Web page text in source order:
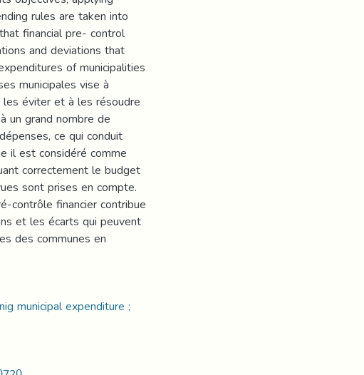
rules are taken into
financial pre- control
and deviations that
of municipalities
municipales vise à
éviter et à les résoudre
un grand nombre de
ce qui conduit
il est considéré comme
correctement le budget
sont prises en compte.
contrôle financier contribue
et les écarts qui peuvent
des communes en
municipal expenditure ;